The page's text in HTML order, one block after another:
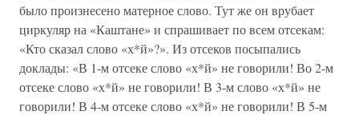
было произнесено матерное слово. Тут же он врубает
циркуляр на «Каштане» и спрашивает по всем отсекам:
«Кто сказал слово «х*й»?». Из отсеков посыпались
доклады: «В 1-м отсеке слово «х*й» не говорили! Во 2-м
отсеке слово «х*й» не говорили! В 3-м слово «х*й» не
говорили! В 4-м отсеке слово «х*й» не говорили! В 5-м